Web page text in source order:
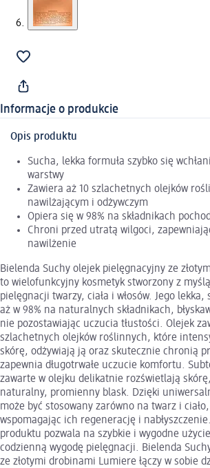
Informacje o produkcie
Opis produktu
Sucha, lekka formuła szybko się
warstwy
Zawiera aż 10 szlachetnych olejków
nawilżającym i odżywczym
Opiera się w 98% na składnikach
Chroni przed utratą wilgoci,
nawilżenie
Bielenda Suchy olejek pielęgnacyjny ze
to wielofunkcyjny kosmetyk stworzony z
pielęgnacji twarzy, ciała i włosów. Jego
aż w 98% na naturalnych składnikach,
nie pozostawiając uczucia tłustości. Olejek
szlachetnych olejków roślinnych, które
skórę, odżywiają ją oraz skutecznie chronią
zapewnia długotrwałe uczucie komfortu.
zawarte w olejku delikatnie rozświetlają
naturalny, promienny blask. Dzięki
może być stosowany zarówno na twarz i ciało,
wspomagając ich regenerację i
produktu pozwala na szybkie i wygodne
codzienną wygodę pielęgnacji. Bielenda
ze złotymi drobinami Lumiere łączy w sobie